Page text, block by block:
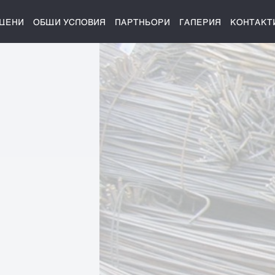
ЦЕНИ ОБЩИ УСЛОВИЯ ПАРТНЬОРИ ГАЛЕРИЯ